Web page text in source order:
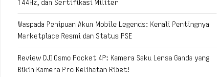
144Hz, dan Sertifikasi Militer
Waspada Penipuan Akun Mobile Legends: Kenali Pentingnya
Marketplace Resmi dan Status PSE
Review DJI Osmo Pocket 4P: Kamera Saku Lensa Ganda yang
Bikin Kamera Pro Kelihatan Ribet!